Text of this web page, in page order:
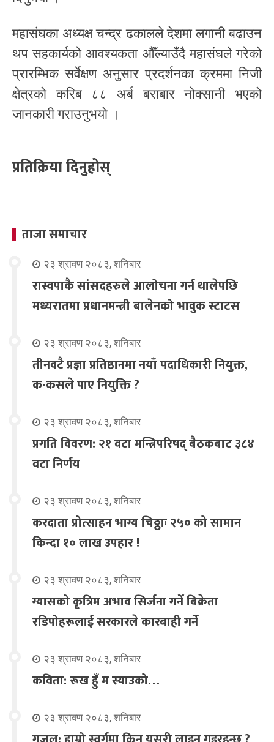
महासंघका अध्यक्ष चन्द्र ढकालले देशमा लगानी बढाउन
थप सहकार्यको आवश्यकता औँल्याउँदै महासंघले गरेको
प्रारम्भिक सर्वेक्षण अनुसार प्रदर्शनका क्रममा निजी
क्षेत्रको करिब ८८ अर्ब बराबार नोक्सानी भएको
जानकारी गराउनुभयो ।
प्रतिक्रिया दिनुहोस्
ताजा समाचार
२३ श्रावण २०८३, शनिबार
रास्वपाकै सांसदहरुले आलोचना गर्न थालेपछि
मध्यरातमा प्रधानमन्त्री बालेनको भावुक स्टाटस
२३ श्रावण २०८३, शनिबार
तीनवटै प्रज्ञा प्रतिष्ठानमा नयाँ पदाधिकारी नियुक्त,
क-कसले पाए नियुक्ति ?
२३ श्रावण २०८३, शनिबार
प्रगति विवरण: २१ वटा मन्त्रिपरिषद् बैठकबाट ३८४
वटा निर्णय
२३ श्रावण २०८३, शनिबार
करदाता प्रोत्साहन भाग्य चिठ्ठाः २५० को सामान
किन्दा १० लाख उपहार !
२३ श्रावण २०८३, शनिबार
ग्यासको कृत्रिम अभाव सिर्जना गर्ने बिक्रेता
रडिपोहरूलाई सरकारले कारबाही गर्ने
२३ श्रावण २०८३, शनिबार
कविता: रूख हुँ म स्याउको…
२३ श्रावण २०८३, शनिबार